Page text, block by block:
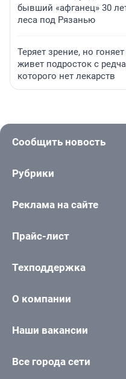
бывший «афганец» 30
леса под Рязанью
Теряет зрение, но
живет подросток с
которого нет лекарств
Сообщить новость
Рубрики
Реклама на сайте
Прайс-лист
Техподдержка
О компании
Наши вакансии
Все города сети